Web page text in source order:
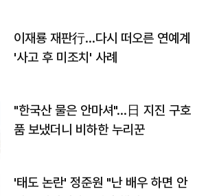
이재룡 재판行…다시 떠오른 연예계
'사고 후 미조치' 사례
"한국산 물은 안마셔"…日 지진 구호
품 보냈더니 비하한 누리꾼
'태도 논란' 정준원 "난 배우 하면 안